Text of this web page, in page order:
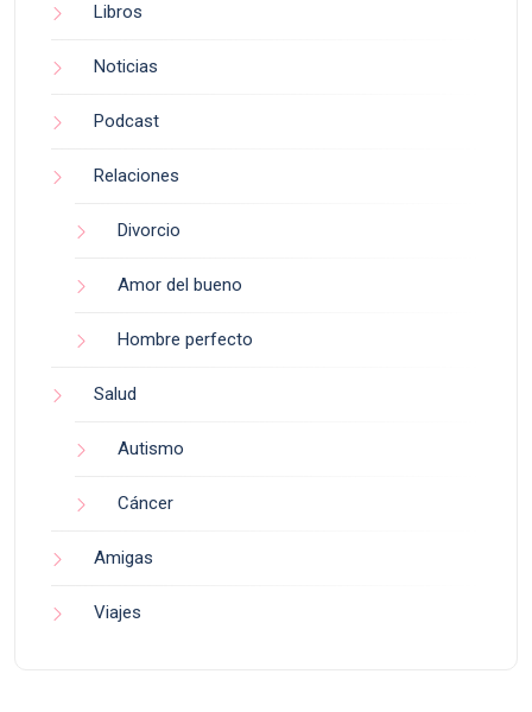
Libros
Noticias
Podcast
Relaciones
Divorcio
Amor del bueno
Hombre perfecto
Salud
Autismo
Cáncer
Amigas
Viajes